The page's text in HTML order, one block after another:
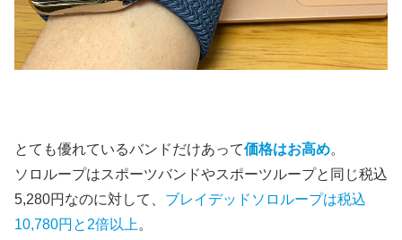
とても優れているバンドだけあって価格はお高め。
ソロループはスポーツバンドやスポーツループと同じ税込
5,280円なのに対して、 ブレイデッドソロループは税込
10,780円と2倍以上 。